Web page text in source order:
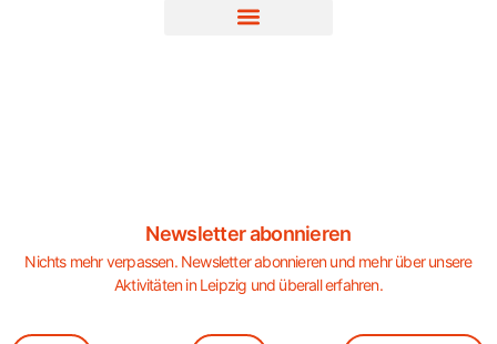
Newsletter abonnieren
Nichts mehr verpassen. Newsletter abonnieren und mehr über unsere
Aktivitäten in Leipzig und überall erfahren.